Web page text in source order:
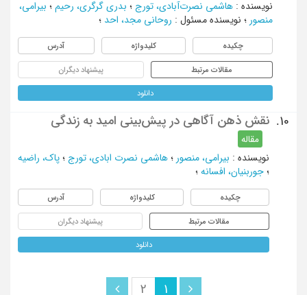
نویسنده : هاشمی نصرت‌آبادی، تورج ؛ بدری گرگری، رحیم ؛ بیرامی،
منصور ؛ نویسنده مسئول : روحانی مجد، احد ؛
چکیده کلیدواژه آدرس
مقالات مرتبط پیشنهاد دیگران
دانلود
10. نقش ذهن آگاهی در پیش‌بینی امید به زندگی
مقاله
نویسنده : بیرامی، منصور ؛ هاشمی نصرت ابادی، تورج ؛ پاک، راضیه
؛ جوربنیان، افسانه ؛
چکیده کلیدواژه آدرس
مقالات مرتبط پیشنهاد دیگران
دانلود
1
2